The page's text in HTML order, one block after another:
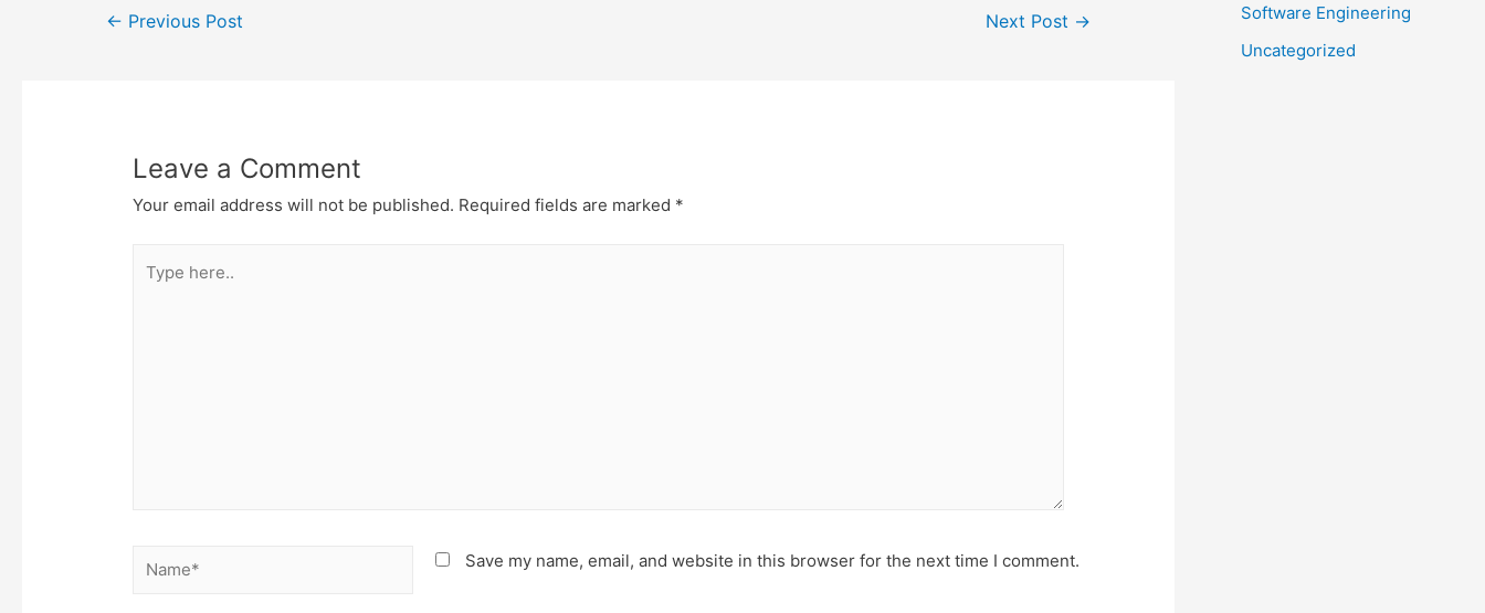
Post
← Previous Post Next Post →
Leave a Comment
Your email address will not be published. Required fields are marked *
here..
Name* Save my name, email, and website in this browser for the next time I comment.
Software Engineering
Uncategorized